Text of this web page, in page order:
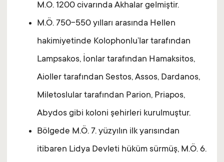
M.Ö. 1200 civarında Akhalar gelmiştir.
M.Ö. 750-550 yılları arasında Hellen
hakimiyetinde Kolophonlu’lar tarafından
Lampsakos, İonlar tarafından Hamaksitos,
Aioller tarafından Sestos, Assos, Dardanos,
Miletoslular tarafından Parion, Priapos,
Abydos gibi koloni şehirleri kurulmuştur.
Bölgede M.Ö. 7. yüzyılın ilk yarısından
itibaren Lidya Devleti hüküm sürmüş, M.Ö. 6.